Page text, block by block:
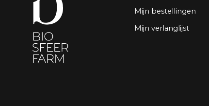
Mijn bestellingen
Mijn verlanglijst